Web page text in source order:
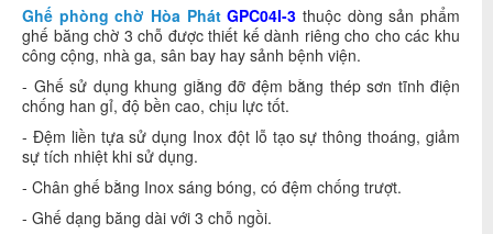
Ghế phòng chờ Hòa PhátGPC04I-3 thuộc dòng sản phẩm
ghế băng chờ 3 chỗ được thiết kế dành riêng cho cho các khu
công cộng, nhà ga, sân bay hay sảnh bệnh viện.
- Ghế sử dụng khung giằng đỡ đệm bằng thép sơn tĩnh điện
chống han gỉ, độ bền cao, chịu lực tốt.
- Đệm liền tựa sử dụng Inox đột lỗ tạo sự thông thoáng, giảm
sự tích nhiệt khi sử dụng.
- Chân ghế bằng Inox sáng bóng, có đệm chống trượt.
- Ghế dạng băng dài với 3 chỗ ngồi.